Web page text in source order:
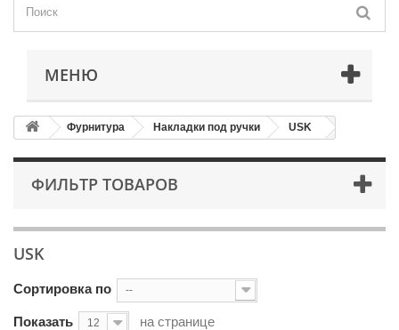
МЕНЮ
Фурнитура Накладки под ручки USK
ФИЛЬТР ТОВАРОВ
USK
Сортировка по --
Показать 12 на странице